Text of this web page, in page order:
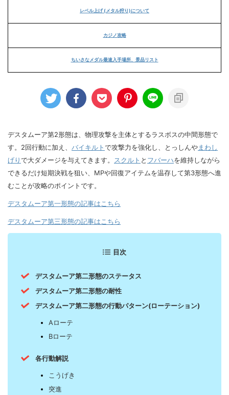
レベル上げ (メタル狩り)について
カジノ攻略
ちいさなメダル最速入手場所、景品リスト
デスタムーア第2形態は、物理攻撃を主体とするラスボスの中間形態で
す。2回行動に加え、 バイキルトで攻撃力を強化し、とっしんやまわし
げりで大ダメージを与えてきます。 スクルト と フバーハを維持しながら
できるだけ短期決戦を狙い、MPや回復アイテムを温存して第3形態へ進
むことが攻略のポイントです。
デスタムーア第一形態の記事はこちら
デスタムーア第三形態の記事はこちら
目次
デスタムーア第二形態のステータス
デスタムーア第二形態の耐性
デスタムーア第二形態の行動パターン(ローテーション)
Aローテ
Bローテ
各行動解説
こうげき
突進